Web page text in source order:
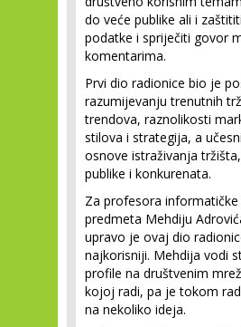
do veće publike ali i
podatke i spriječiti govor
komentarima.
Prvi dio radionice bio je
razumijevanju trenutnih
trendova, raznolikosti
stilova i strategija, a
osnove istraživanja
publike i konkurenata.
Za profesora informatičke
predmeta Mehdiju
upravo je ovaj dio
najkorisniji. Mehdija vodi
profile na društvenim
kojoj radi, pa je tokom
na nekoliko ideja.